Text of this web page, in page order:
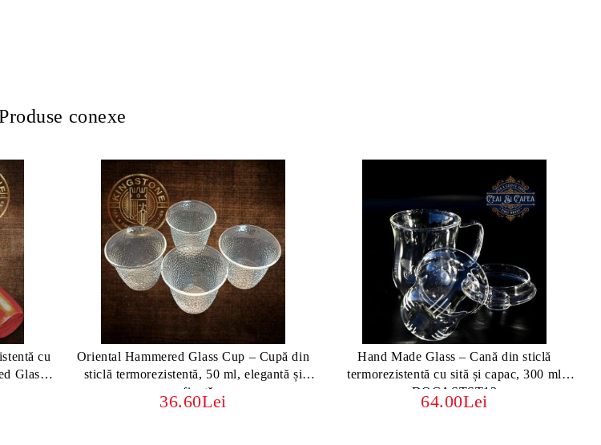
conexe
cu
Glass
Oriental Hammered Glass Cup – Cupă din
sticlă termorezistentă, 50 ml, elegantă și
rafinată
36.60Lei
Hand Made Glass – Cană din sticlă
termorezistentă cu sită și capac, 300 ml
DOCASTST13
64.00Lei